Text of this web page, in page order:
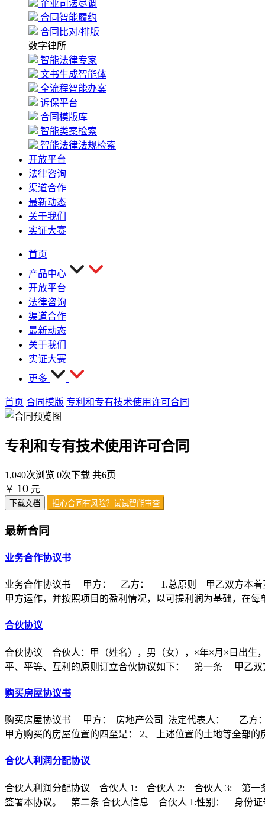
企业司法尽调
合同智能履约
合同比对/排版
数字律所
智能法律专家
文书生成智能体
全流程智能办案
诉保平台
合同模版库
智能类案检索
智能法律法规检索
开放平台
法律咨询
渠道合作
最新动态
关于我们
实证大赛
首页
产品中心
开放平台
法律咨询
渠道合作
最新动态
关于我们
实证大赛
更多
首页 合同模版 专利和专有技术使用许可合同
专利和专有技术使用许可合同
1,040次浏览 0次下载 共6页
￥ 10 元
下载文档 担心合同有风险？试试智能审查
最新合同
业务合作协议书
业务合作协议书 甲方： 乙方： 1.总原则 甲乙双方本着互
甲方运作，并按照项目的盈利情况，以可提利润为基础，在每
合伙协议
合伙协议 合伙人：甲（姓名），男（女），×年×月×日出
平、平等、互利的原则订立合伙协议如下： 第一条 甲乙双
购买房屋协议书
购买房屋协议书 甲方：_房地产公司_法定代表人：_ 乙方
甲方购买的房屋位置的四至是： 2、 上述位置的土地等全部的
合伙人利润分配协议
合伙人利润分配协议 合伙人 1: 合伙人 2: 合伙人 3: 第一条
签署本协议。 第二条 合伙人信息 合伙人 1:性别： 身份